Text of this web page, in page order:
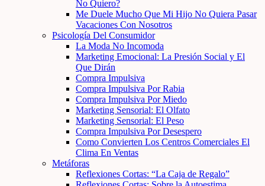
No Quiero?
Me Duele Mucho Que Mi Hijo No Quiera Pasar
Vacaciones Con Nosotros
Psicología Del Consumidor
La Moda No Incomoda
Marketing Emocional: La Presión Social y El
Que Dirán
Compra Impulsiva
Compra Impulsiva Por Rabia
Compra Impulsiva Por Miedo
Marketing Sensorial: El Olfato
Marketing Sensorial: El Peso
Compra Impulsiva Por Desespero
Como Convierten Los Centros Comerciales El
Clima En Ventas
Metáforas
Reflexiones Cortas: “La Caja de Regalo”